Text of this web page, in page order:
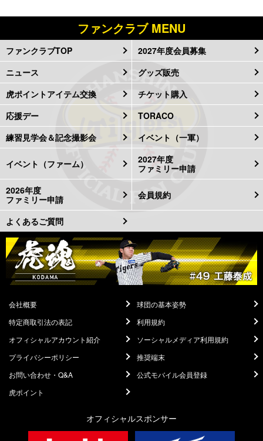
ファンクラブ MENU
ファンクラブTOP
2027年度会員募集
ニュース
グッズ販売
虎ポイントアイテム交換
チケット購入
応援デー
TORACO
練習見学会＆記念撮影会
イベント（一軍）
イベント（ファーム）
2027年度
ファミリー申請
2026年度
ファミリー申請
会員規約
よくあるご質問
会社概要
球団の基本姿勢
特定商取引法の表記
利用規約
オフィシャルアカウント紹介
ソーシャルメディア利用規約
プライバシーポリシー
推奨端末
お問い合わせ・Q&A
公式モバイル会員登録
虎ポイント
オフィシャルスポンサー